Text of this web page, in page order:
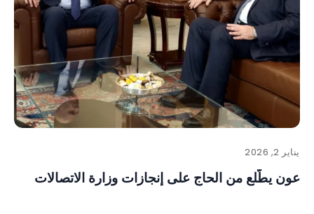
يناير 2, 2026
عون يطّلع من الحاج على إنجازات وزارة الاتصالات